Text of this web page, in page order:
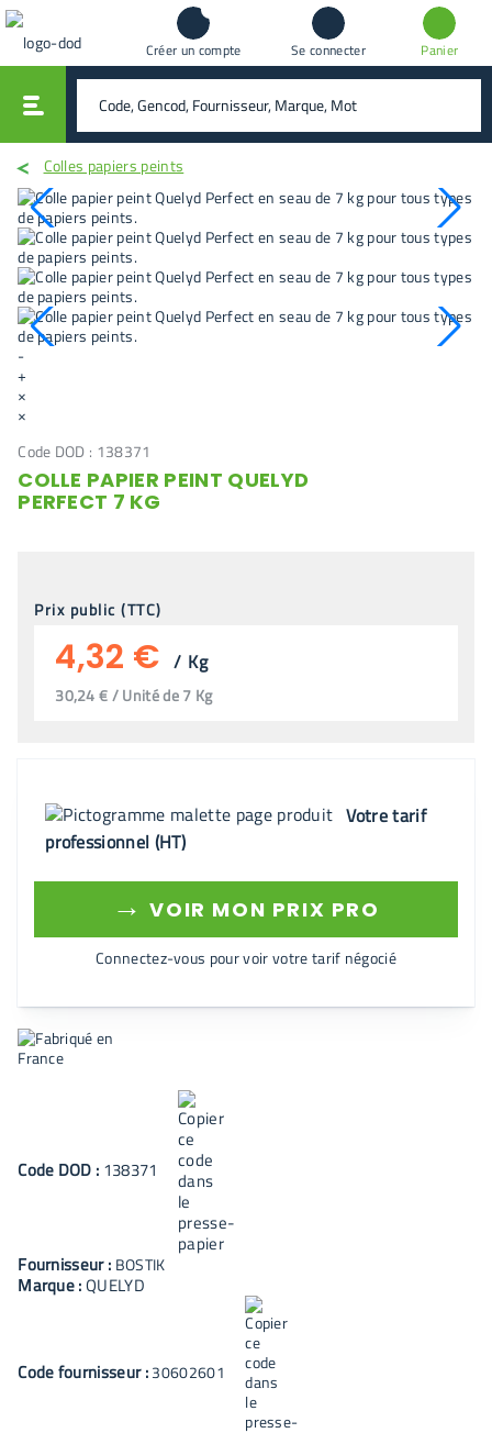
Créer un compte Se connecter Panier
rechercher
Colles papiers peints
-
+
×
×
Code DOD : 138371
COLLE PAPIER PEINT QUELYD
PERFECT 7 KG
Prix public (TTC)
4,32 € / Kg
30,24 € / Unité de 7 Kg
Votre tarif
professionnel (HT)
→ VOIR MON PRIX PRO
Connectez-vous pour voir votre tarif négocié
Code DOD : 138371
Fournisseur : BOSTIK
Marque :QUELYD
Code fournisseur :30602601